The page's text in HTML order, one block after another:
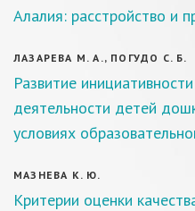
Алалия: расстройство и
ЛАЗАРЕВА М. А., ПОГУДО С. Б.
Развитие
деятельности детей
условиях
МАЗНЕВА К. Ю.
Критерии оценки